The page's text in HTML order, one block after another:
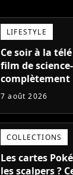
LIFESTYLE
Ce soir à la
film de
complètement
aurait pu être
7 août 2026
COLLECTIONS
Les cartes
les scalpers ?